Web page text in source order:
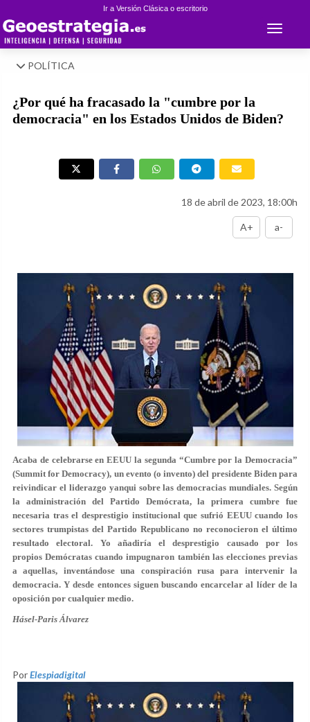
Ir a Versión Clásica o escritorio
Toggle
POLÍTICA
¿Por qué ha fracasado la "cumbre por la
democracia" en los Estados Unidos de Biden?
18 de abril de 2023, 18:00h
A+ a-
Acaba de celebrarse en EEUU la segunda “Cumbre por la Democracia”
(Summit for Democracy), un evento (o invento) del presidente Biden para
reivindicar el liderazgo yanqui sobre las democracias mundiales. Según
la administración del Partido Demócrata, la primera cumbre fue
necesaria tras el desprestigio institucional que sufrió EEUUcuando los
sectores trumpistas del Partido Republicano no reconocieron el último
resultado electoral. Yo añadiría el desprestigio causado por los
propios Demócratas cuando impugnaron también las elecciones previas
a aquellas, inventándose una conspiración rusa para intervenir la
democracia. Y desde entonces siguen buscando encarcelar al líder de la
oposición por cualquier medio.
Hásel-Paris Álvarez
PorElespiadigital